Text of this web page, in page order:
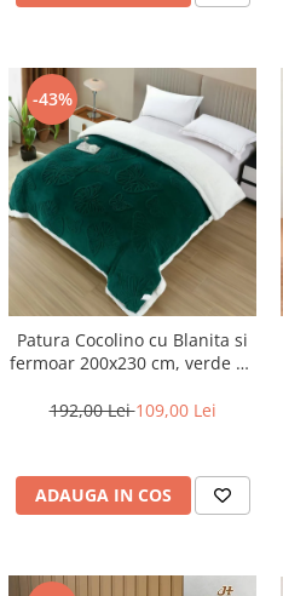
-43%
Patura Cocolino cu Blanita si
fermoar 200x230 cm, verde cu
192,00 Lei109,00 Lei
ADAUGA IN COS